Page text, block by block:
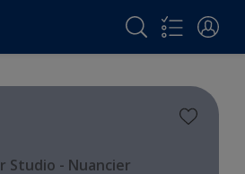
Studio - Nuancier